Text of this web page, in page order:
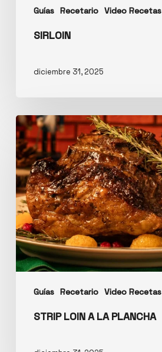
Guías Recetario Video Recetas
SIRLOIN
diciembre 31, 2025
Guías Recetario Video Recetas
STRIP LOIN A LA PLANCHA